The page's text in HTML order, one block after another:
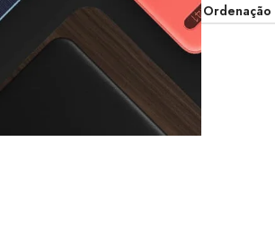
12 18 24